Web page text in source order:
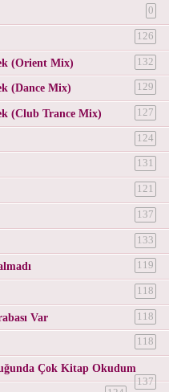
0
126
(Orient Mix) 132
(Dance Mix) 129
(Club Trance Mix) 127
124
131
121
137
133
119
118
Var 118
118
Çok Kitap Okudum
137